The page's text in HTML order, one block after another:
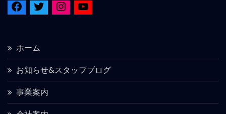
ホーム
お知らせ&スタッフブログ
事業案内